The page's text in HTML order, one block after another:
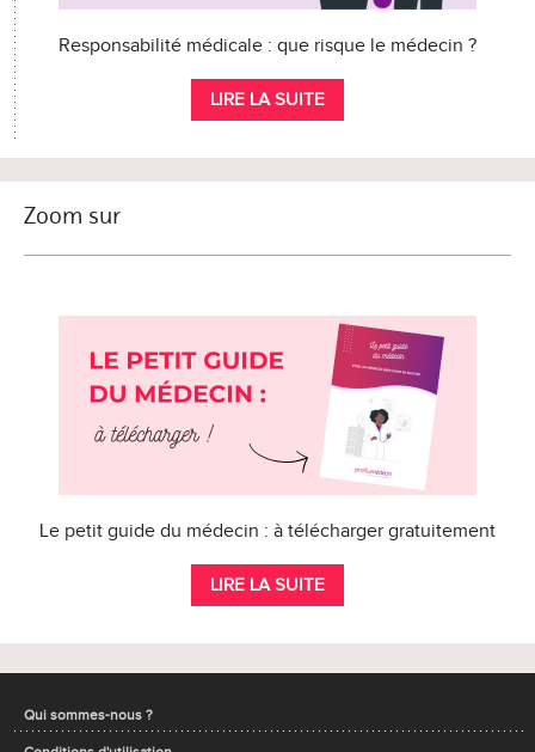
Responsabilité médicale : que risque le médecin ?
LIRE LA SUITE
Zoom sur
Le petit guide du médecin : à télécharger gratuitement
LIRE LA SUITE
Qui sommes-nous ?